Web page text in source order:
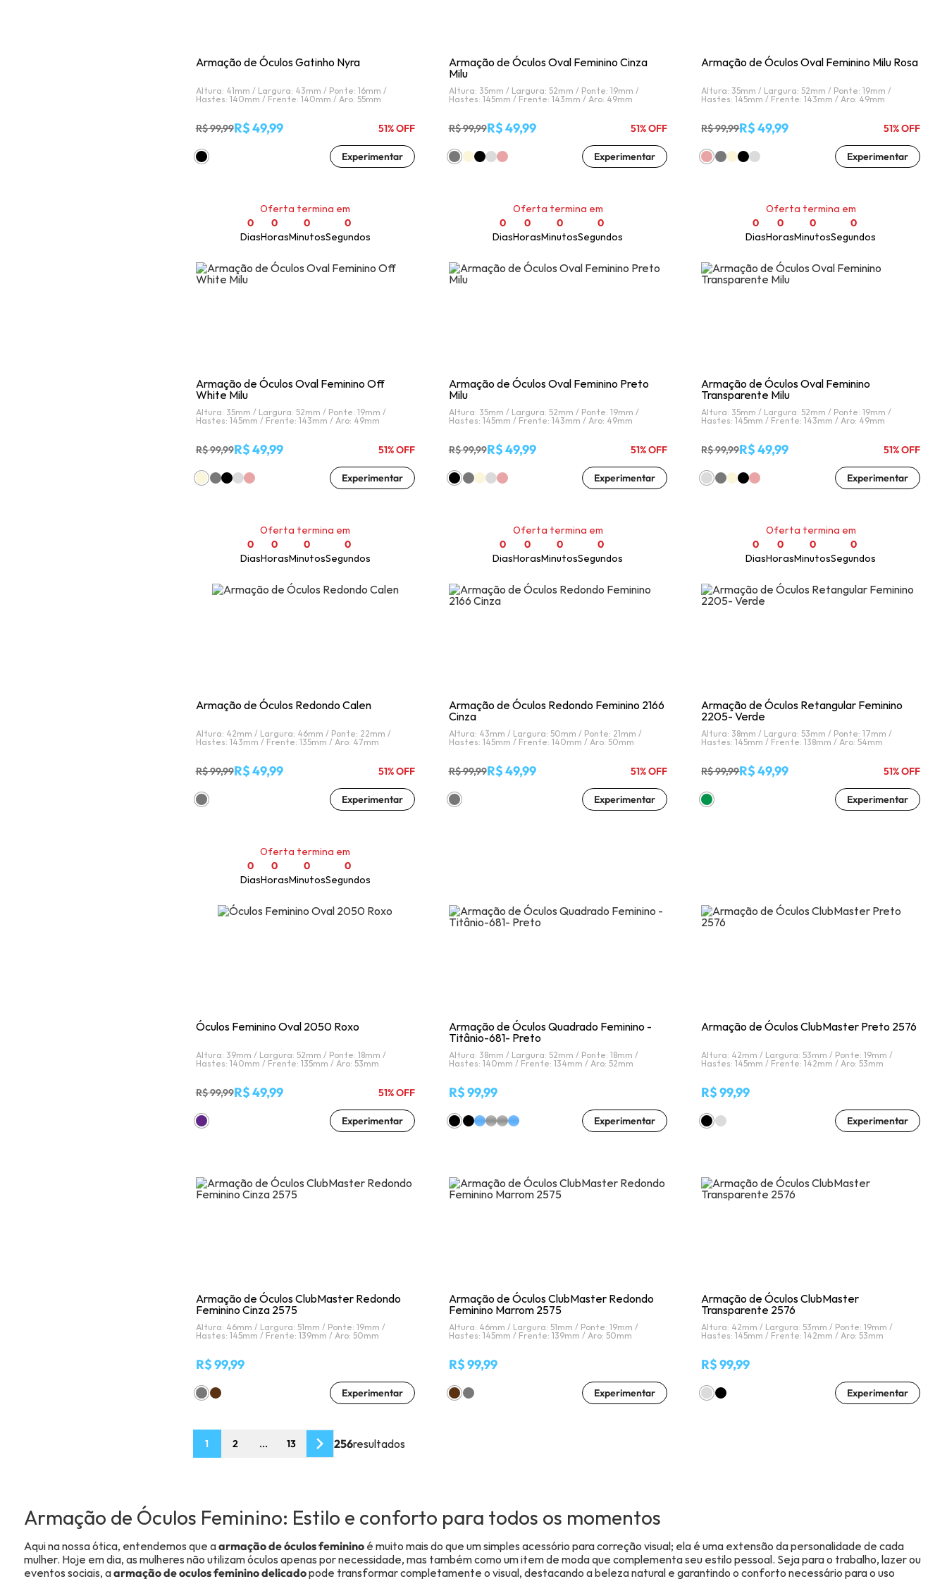
Armação de Óculos Gatinho Nyra
Altura: 41mm / Largura: 43mm / Ponte: 16mm /
Hastes: 140mm / Frente: 140mm / Aro: 55mm
R$ 99,99R$ 49,99 51% OFF
Experimentar
Armação de Óculos Oval Feminino Cinza
Milu
Altura: 35mm / Largura: 52mm / Ponte: 19mm /
Hastes: 145mm / Frente: 143mm / Aro: 49mm
R$ 99,99R$ 49,99 51% OFF
Experimentar
Armação de Óculos Oval Feminino Milu Rosa
Altura: 35mm / Largura: 52mm / Ponte: 19mm /
Hastes: 145mm / Frente: 143mm /Aro: 49mm
R$ 99,99R$ 49,99 51% OFF
Experimentar
Oferta termina em
0
Dias
0
Horas
0
Minutos
0
Segundos
Armação de Óculos Oval Feminino Off
White Milu
Altura: 35mm / Largura: 52mm / Ponte: 19mm /
Hastes: 145mm / Frente: 143mm / Aro: 49mm
R$ 99,99R$ 49,99 51% OFF
Experimentar
Oferta termina em
0
Dias
0
Horas
0
Minutos
0
Segundos
Armação de Óculos Oval Feminino Preto
Milu
Altura: 35mm / Largura: 52mm / Ponte: 19mm /
Hastes: 145mm / Frente: 143mm / Aro: 49mm
R$ 99,99R$ 49,99 51% OFF
Experimentar
Oferta termina em
0
Dias
0
Horas
0
Minutos
0
Segundos
Armação de Óculos Oval Feminino
Transparente Milu
Altura: 35mm / Largura: 52mm / Ponte: 19mm /
Hastes: 145mm / Frente: 143mm /Aro: 49mm
R$ 99,99R$ 49,99 51% OFF
Experimentar
Oferta termina em
0
Dias
0
Horas
0
Minutos
0
Segundos
Armação de Óculos Redondo Calen
Altura: 42mm / Largura: 46mm / Ponte: 22mm /
Hastes: 143mm / Frente: 135mm / Aro: 47mm
R$ 99,99R$ 49,99 51% OFF
Experimentar
Oferta termina em
0
Dias
0
Horas
0
Minutos
0
Segundos
Armação de Óculos Redondo Feminino 2166
Cinza
Altura: 43mm / Largura: 50mm / Ponte: 21mm /
Hastes: 145mm / Frente: 140mm / Aro: 50mm
R$ 99,99R$ 49,99 51% OFF
Experimentar
Oferta termina em
0
Dias
0
Horas
0
Minutos
0
Segundos
Armação de Óculos Retangular Feminino
2205- Verde
Altura: 38mm / Largura: 53mm / Ponte: 17mm /
Hastes: 145mm / Frente: 138mm /Aro: 54mm
R$ 99,99R$ 49,99 51% OFF
Experimentar
Oferta termina em
0
Dias
0
Horas
0
Minutos
0
Segundos
Óculos Feminino Oval 2050 Roxo
Altura: 39mm / Largura: 52mm / Ponte: 18mm /
Hastes: 140mm / Frente: 135mm / Aro: 53mm
R$ 99,99R$ 49,99 51% OFF
Experimentar
Armação de Óculos Quadrado Feminino -
Titânio-681- Preto
Altura: 38mm / Largura: 52mm / Ponte: 18mm /
Hastes: 140mm / Frente: 134mm / Aro: 52mm
R$ 99,99
Experimentar
Armação de Óculos ClubMaster Preto 2576
Altura: 42mm / Largura: 53mm / Ponte: 19mm /
Hastes: 145mm / Frente: 142mm /Aro: 53mm
R$ 99,99
Experimentar
Armação de Óculos ClubMaster Redondo
Feminino Cinza 2575
Altura: 46mm / Largura: 51mm / Ponte: 19mm /
Hastes: 145mm / Frente: 139mm / Aro: 50mm
R$ 99,99
Experimentar
Armação de Óculos ClubMaster Redondo
Feminino Marrom 2575
Altura: 46mm / Largura: 51mm / Ponte: 19mm /
Hastes: 145mm / Frente: 139mm / Aro: 50mm
R$ 99,99
Experimentar
Armação de Óculos ClubMaster
Transparente 2576
Altura: 42mm / Largura: 53mm / Ponte: 19mm /
Hastes: 145mm / Frente: 142mm /Aro: 53mm
R$ 99,99
Experimentar
1 2 ... 13 256resultados
Armação de Óculos Feminino: Estilo e conforto para todos os momentos
Aqui na nossa ótica, entendemos que aarmação de óculos femininoé muito mais do que um simples acessório para correção visual; ela é uma extensão da personalidade de cada
mulher. Hoje em dia, as mulheres não utilizam óculos apenas por necessidade, mas também como um item de moda que complementa seu estilo pessoal. Seja para o trabalho, lazer ou
eventos sociais, aarmação de oculos feminino delicadopode transformar completamente o visual, destacando a beleza natural e garantindo o conforto necessário para o uso